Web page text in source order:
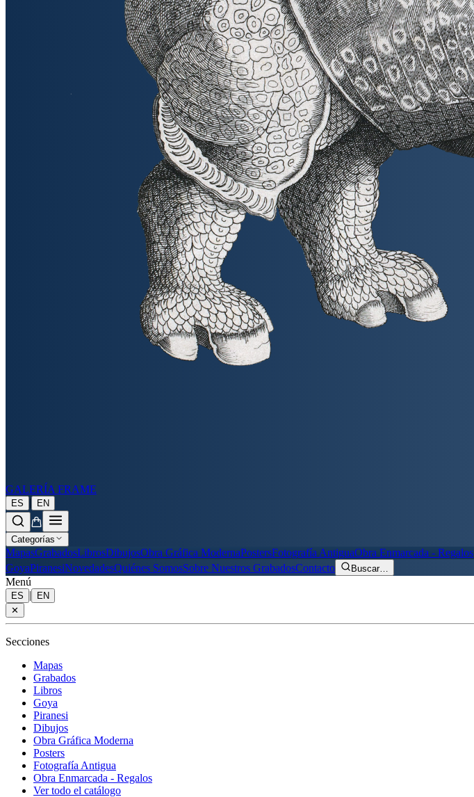
GALERÍA FRAME
ES | EN
Categorías
MapasGrabadosLibrosDibujosObra Gráfica ModernaPostersFotografía AntiguaObra Enmarcada - Regalos
GoyaPiranesiNovedadesQuiénes SomosSobre Nuestros GrabadosContacto Buscar…
Menú
ES |
EN
✕
Secciones
Mapas
Grabados
Libros
Goya
Piranesi
Dibujos
Obra Gráfica Moderna
Posters
Fotografía Antigua
Obra Enmarcada - Regalos
Ver todo el catálogo